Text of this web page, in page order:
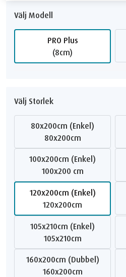
Välj Modell
PRO Plus
(8cm)
Välj Storlek
80x200cm (Enkel)
80x200cm
100x200cm (Enkel)
100x200 cm
120x200cm (Enkel)
120x200cm
105x210cm (Enkel)
105x210cm
160x200cm (Dubbel)
160x200cm